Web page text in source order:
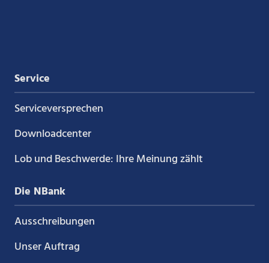
Service
Service­versprechen
Downloadcenter
Lob und Beschwerde: Ihre Meinung zählt
Die NBank
Ausschreibungen
Unser Auftrag